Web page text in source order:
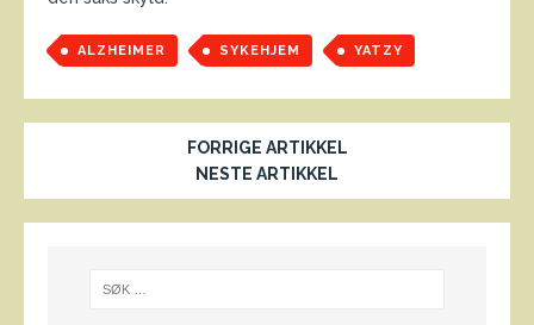
ALZHEIMER SYKEHJEM YATZY
FORRIGE ARTIKKEL
NESTE ARTIKKEL